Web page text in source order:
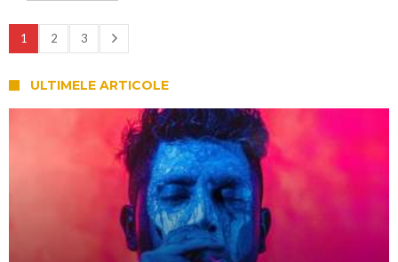
1 2 3
ULTIMELE ARTICOLE